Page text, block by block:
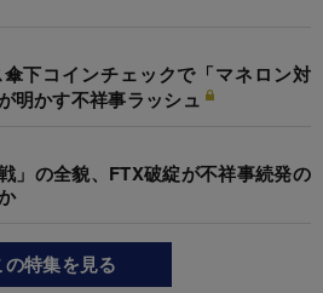
傘下コインチェックで「マネロン対
明かす不祥事ラッシュ
」の全貌、FTX破綻が不祥事続発の
の特集を見る